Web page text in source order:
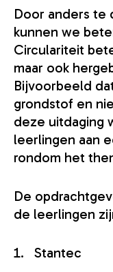
Door anders te
kunnen we
Circulariteit
maar ook
Bijvoorbeeld
grondstof en
deze uitdaging
leerlingen aan
rondom het
De
de leerlingen
Stantec